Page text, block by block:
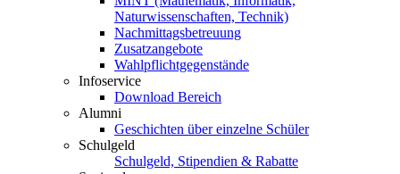
Naturwissenschaften, Technik)
Nachmittagsbetreuung
Zusatzangebote
Wahlpflichtgegenstände
Infoservice
Download Bereich
Alumni
Geschichten über einzelne Schüler
Schulgeld
Schulgeld, Stipendien & Rabatte